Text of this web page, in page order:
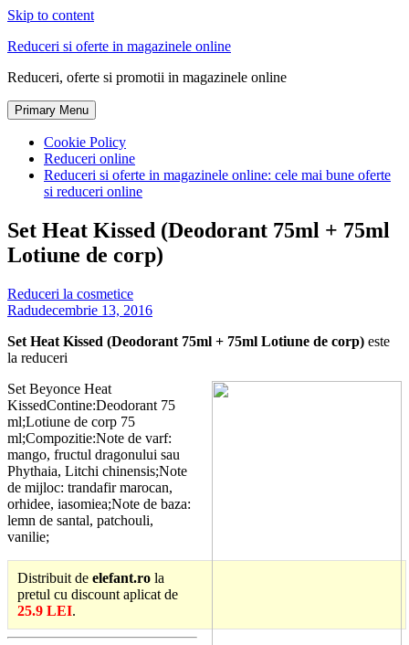
Skip to content
Reduceri si oferte in magazinele online
Reduceri, oferte si promotii in magazinele online
Primary Menu
Cookie Policy
Reduceri online
Reduceri si oferte in magazinele online: cele mai bune oferte
si reduceri online
Set Heat Kissed (Deodorant 75ml + 75ml
Lotiune de corp)
Reduceri la cosmetice
Radudecembrie 13, 2016
Set Heat Kissed (Deodorant 75ml + 75ml Lotiune de corp) este
la reduceri
Set Beyonce Heat
KissedContine:Deodorant 75
ml;Lotiune de corp 75
ml;Compozitie:Note de varf:
mango, fructul dragonului sau
Phythaia, Litchi chinensis;Note
de mijloc: trandafir marocan,
orhidee, iasomiea;Note de baza:
lemn de santal, patchouli,
vanilie;
Distribuit de elefant.ro la
pretul cu discount aplicat de
25.9 LEI.